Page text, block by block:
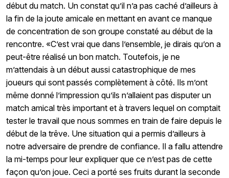
début du match. Un constat qu’il n’a pas caché d’ailleurs à
la fin de la joute amicale en mettant en avant ce manque
de concentration de son groupe constaté au début de la
rencontre. «C’est vrai que dans l’ensemble, je dirais qu’on a
peut-être réalisé un bon match. Toutefois, je ne
m’attendais à un début aussi catastrophique de mes
joueurs qui sont passés complètement à côté. Ils m’ont
même donné l’impression qu’ils n’allaient pas disputer un
match amical très important et à travers lequel on comptait
tester le travail que nous sommes en train de faire depuis le
début de la trêve. Une situation qui a permis d’ailleurs à
notre adversaire de prendre de confiance. Il a fallu attendre
la mi-temps pour leur expliquer que ce n’est pas de cette
façon qu’on joue. Ceci a porté ses fruits durant la seconde